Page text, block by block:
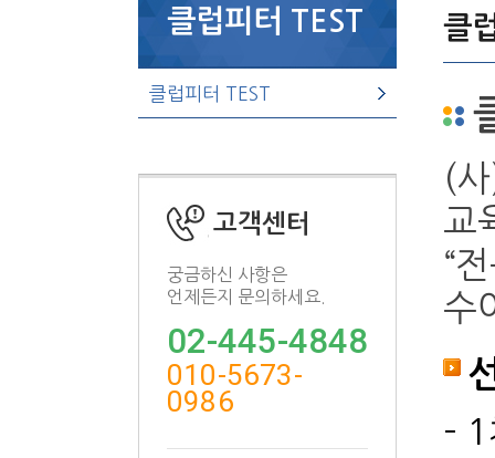
클럽피터 TEST
클럽피터 TEST
고객센터
궁금하신 사항은
언제든지 문의하세요.
02-445-4848
010-5673-
0986
클
(
교
“
수
- 1